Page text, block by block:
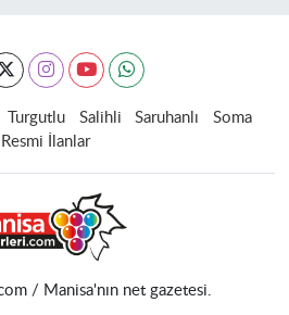
Turgutlu Salihli Saruhanlı
Soma
Resmi İlanlar
/ Manisa'nın net gazetesi.